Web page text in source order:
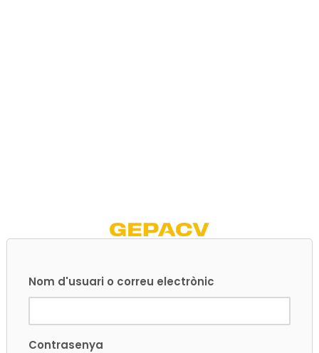
Nom d'usuari o correu electrònic
Contrasenya